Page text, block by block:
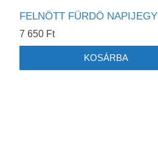
FELNÖTT FÜRDÖ NAPIJEGY
7 650 Ft